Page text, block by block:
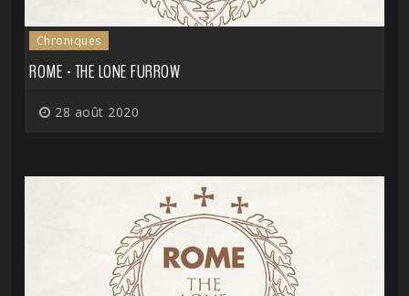
Chroniques
ROME - THE LONE FURROW
28 août 2020